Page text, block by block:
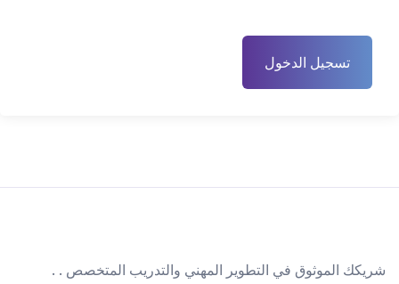
تسجيل الدخول
شريكك الموثوق في التطوير المهني والتدريب المتخصص . .